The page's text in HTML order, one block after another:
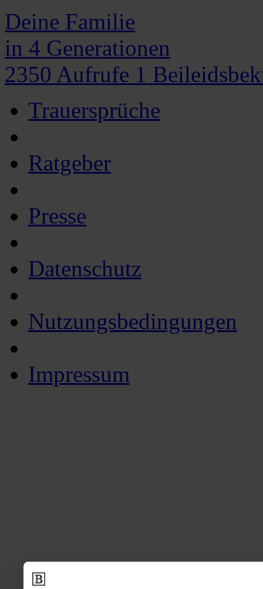
Deine Familie
in 4 Generationen
2350 Aufrufe 1
Trauersprüche
Ratgeber
Presse
Datenschutz
Nutzungsbedingungen
Impressum